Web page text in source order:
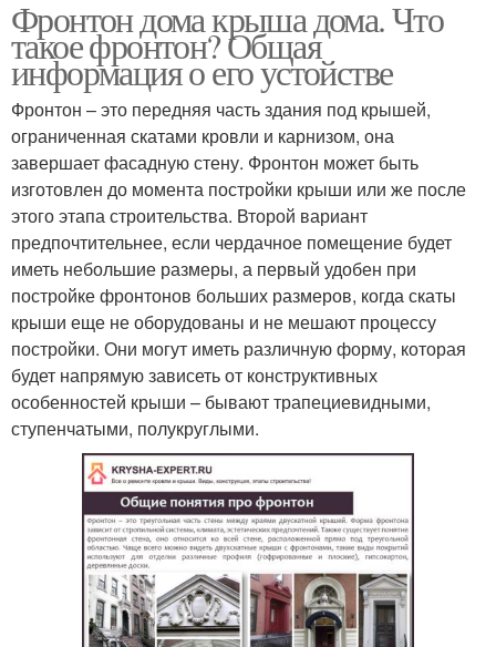
Фронтон дома крыша дома. Что
такое фронтон? Общая
информация о его устойстве
Фронтон – это передняя часть здания под крышей,
ограниченная скатами кровли и карнизом, она
завершает фасадную стену. Фронтон может быть
изготовлен до момента постройки крыши или же после
этого этапа строительства. Второй вариант
предпочтительнее, если чердачное помещение будет
иметь небольшие размеры, а первый удобен при
постройке фронтонов больших размеров, когда скаты
крыши еще не оборудованы и не мешают процессу
постройки. Они могут иметь различную форму, которая
будет напрямую зависеть от конструктивных
особенностей крыши – бывают трапециевидными,
ступенчатыми, полукруглыми.